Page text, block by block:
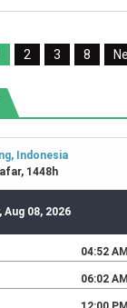
2 3 8